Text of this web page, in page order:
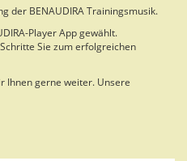
der BENAUDIRA Trainingsmusik.
Player App gewählt.
Sie zum erfolgreichen
Ihnen gerne weiter. Unsere